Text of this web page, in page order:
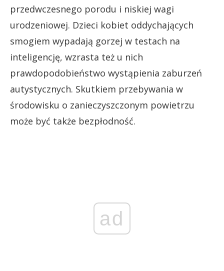
przedwczesnego porodu i niskiej wagi
urodzeniowej. Dzieci kobiet oddychających
smogiem wypadają gorzej w testach na
inteligencję, wzrasta też u nich
prawdopodobieństwo wystąpienia zaburzeń
autystycznych. Skutkiem przebywania w
środowisku o zanieczyszczonym powietrzu
może być także bezpłodność.
ad